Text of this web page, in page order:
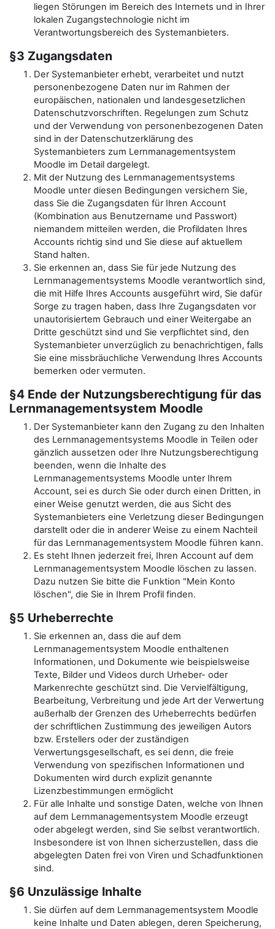
liegen Störungen im Bereich des Internets und in Ihrer
lokalen Zugangstechnologie nicht im
Verantwortungsbereich des Systemanbieters.
§3 Zugangsdaten
Der Systemanbieter erhebt, verarbeitet und nutzt
personenbezogene Daten nur im Rahmen der
europäischen, nationalen und landesgesetzlichen
Datenschutzvorschriften. Regelungen zum Schutz
und der Verwendung von personenbezogenen Daten
sind in der Datenschutzerklärung des
Systemanbieters zum Lernmanagementsystem
Moodle im Detail dargelegt.
Mit der Nutzung des Lernmanagementsystems
Moodle unter diesen Bedingungen versichern Sie,
dass Sie die Zugangsdaten für Ihren Account
(Kombination aus Benutzername und Passwort)
niemandem mitteilen werden, die Profildaten Ihres
Accounts richtig sind und Sie diese auf aktuellem
Stand halten.
Sie erkennen an, dass Sie für jede Nutzung des
Lernmanagementsystems Moodle verantwortlich sind,
die mit Hilfe Ihres Accounts ausgeführt wird, Sie dafür
Sorge zu tragen haben, dass Ihre Zugangsdaten vor
unautorisiertem Gebrauch und einer Weitergabe an
Dritte geschützt sind und Sie verpflichtet sind, den
Systemanbieter unverzüglich zu benachrichtigen, falls
Sie eine missbräuchliche Verwendung Ihres Accounts
bemerken oder vermuten.
§4 Ende der Nutzungsberechtigung für das
Lernmanagementsystem Moodle
Der Systemanbieter kann den Zugang zu den Inhalten
des Lernmanagementsystems Moodle in Teilen oder
gänzlich aussetzen oder Ihre Nutzungsberechtigung
beenden, wenn die Inhalte des
Lernmanagementsystems Moodle unter Ihrem
Account, sei es durch Sie oder durch einen Dritten, in
einer Weise genutzt werden, die aus Sicht des
Systemanbieters eine Verletzung dieser Bedingungen
darstellt oder die in anderer Weise zu einem Nachteil
für das Lernmanagementsystem Moodle führen kann.
Es steht Ihnen jederzeit frei, Ihren Account auf dem
Lernmanagementsystem Moodle löschen zu lassen.
Dazu nutzen Sie bitte die Funktion "Mein Konto
löschen", die Sie in Ihrem Profil finden.
§5 Urheberrechte
Sie erkennen an, dass die auf dem
Lernmanagementsystem Moodle enthaltenen
Informationen, und Dokumente wie beispielsweise
Texte, Bilder und Videos durch Urheber- oder
Markenrechte geschützt sind. Die Vervielfältigung,
Bearbeitung, Verbreitung und jede Art der Verwertung
außerhalb der Grenzen des Urheberrechts bedürfen
der schriftlichen Zustimmung des jeweiligen Autors
bzw. Erstellers oder der zuständigen
Verwertungsgesellschaft, es sei denn, die freie
Verwendung von spezifischen Informationen und
Dokumenten wird durch explizit genannte
Lizenzbestimmungen ermöglicht
Für alle Inhalte und sonstige Daten, welche von Ihnen
auf dem Lernmanagementsystem Moodle erzeugt
oder abgelegt werden, sind Sie selbst verantwortlich.
Insbesondere ist von Ihnen sicherzustellen, dass die
abgelegten Daten frei von Viren und Schadfunktionen
sind.
§6 Unzulässige Inhalte
Sie dürfen auf dem Lernmanagementsystem Moodle
keine Inhalte und Daten ablegen, deren Speicherung,